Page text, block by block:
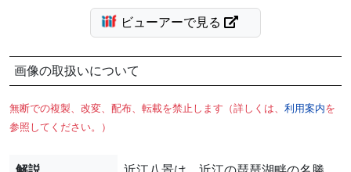
ビューアーで見る
画像の取扱いについて
無断での複製、改変、配布、転載を禁止します（詳しくは、 利用案内を
参照してください。）